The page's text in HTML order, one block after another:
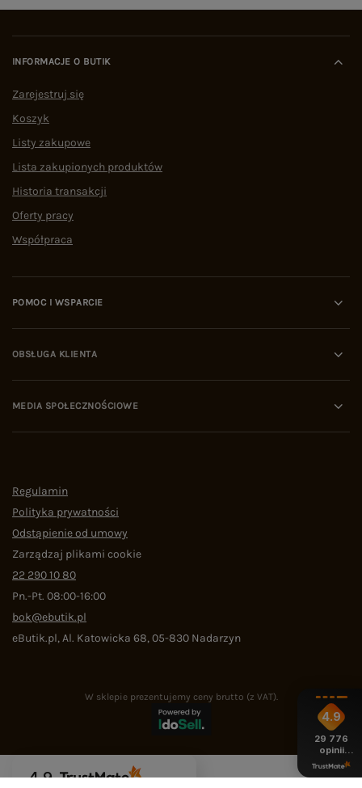
INFORMACJE O BUTIK
Zarejestruj się
Koszyk
Listy zakupowe
Lista zakupionych produktów
Historia transakcji
Oferty pracy
Współpraca
POMOC I WSPARCIE
OBSŁUGA KLIENTA
MEDIA SPOŁECZNOŚCIOWE
Regulamin
Polityka prywatności
Odstąpienie od umowy
Zarządzaj plikami cookie
22 290 10 80
Pn.-Pt. 08:00-16:00
bok@ebutik.pl
eButik.pl,Al. Katowicka 68,05-830 Nadarzyn
W sklepie prezentujemy ceny brutto (z VAT).
4.9
4.9
29 776
opinii
z całego